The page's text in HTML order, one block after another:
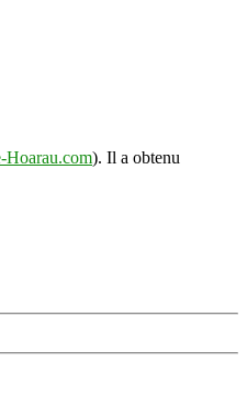
Hoarau.com). Il a obtenu